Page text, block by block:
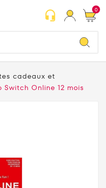
headset_mic 0
cadeaux et
Switch Online 12 mois